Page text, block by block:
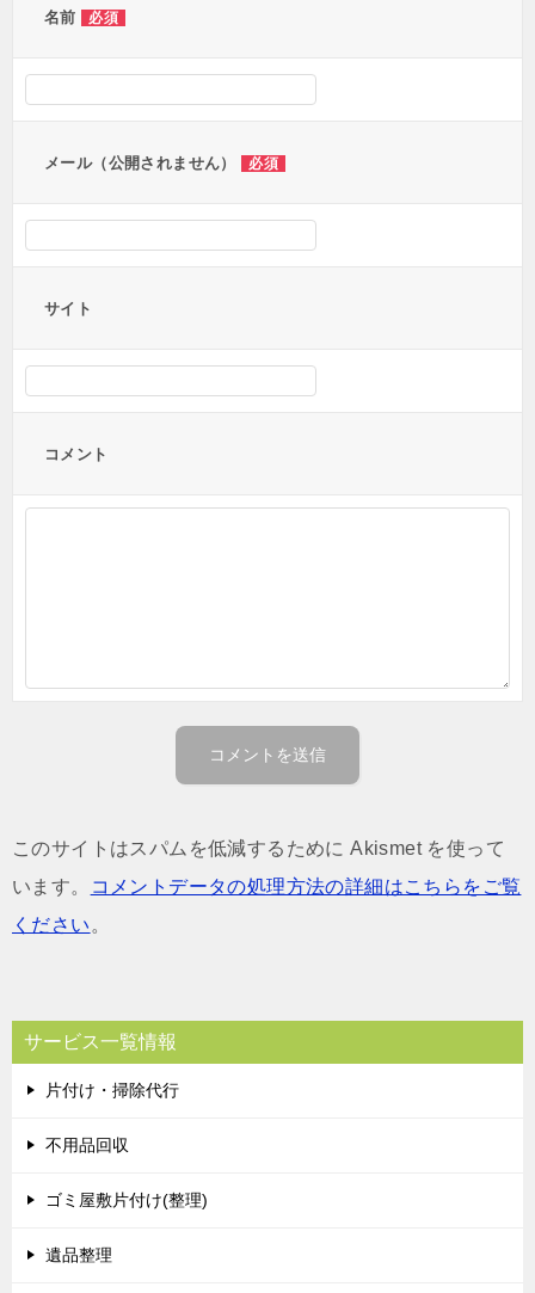
名前 必須
メール（公開されません） 必須
サイト
コメント
このサイトはスパムを低減するために Akismet を使って
います。
コメントデータの処理方法の詳細はこちらをご覧
ください 。
サービス一覧情報
片付け・掃除代行
不用品回収
ゴミ屋敷片付け(整理)
遺品整理